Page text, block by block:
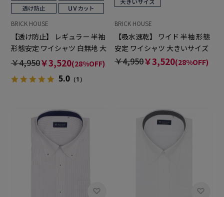
BRICK HOUSE
【透け防止】 レギュラー 半袖
形態安定 ワイシャツ 白無地 大
きいサイズ
￥4,950￥3,520(28%OFF)
5.0（1）
BRICK HOUSE
【吸水速乾】 ワイド 半袖 形態
安定 ワイシャツ 大きいサイズ
￥4,950￥3,520(28%OFF)